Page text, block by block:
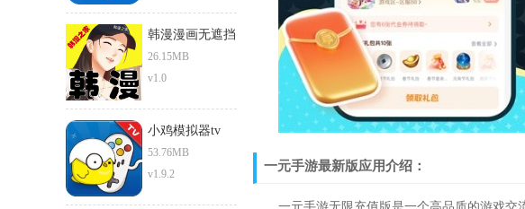
韩漫漫画无遮挡
免费
26.15MB
v1.0
小鸡模拟器tv
53.76MB
v1.9.2
一元手游最新版应用介绍：